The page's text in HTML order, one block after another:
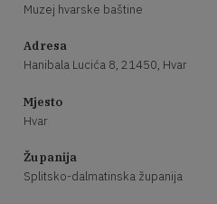
Muzej hvarske baštine
Adresa
Hanibala Lucića 8, 21450, Hvar
Mjesto
Hvar
Županija
Splitsko-dalmatinska županija